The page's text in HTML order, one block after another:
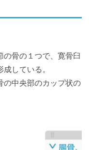
の骨の１つで、寛骨臼
している。
の中央部のカップ状の